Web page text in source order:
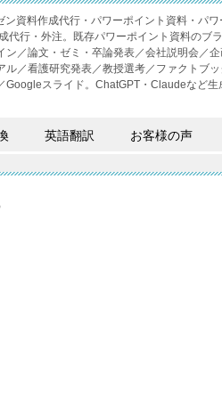
資料作成代行・パワーポイント資料・パ
代行・外注。既存パワーポイント資料のブ
ン／論文・ゼミ・卒論発表／会社説明会／
ル／看護研究発表／教授選考／ファクトブ
Googleスライド。ChatGPT・Claudeなど
英語翻訳 お客様の声